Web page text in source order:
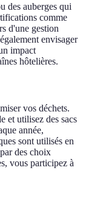
des auberges qui
comme
d'une gestion
envisager
impact
hôtelières.
vos déchets.
et utilisez des sacs
année,
sont utilisés en
des choix
vous participez à